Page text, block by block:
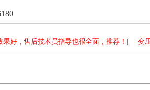
|
售后技术员指导也很全面，推荐！ 变压器